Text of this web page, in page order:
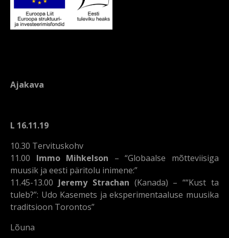
Ajakava
L 16.11.19
10.30 Tervituskohv
11.00 Immo Mihkelson – “Globaalse mõtteviisiga
muusik ja eesti päritolu inimene:”
11.45-13.00 Jeremy Strachan (Kanada) – ““Kust ta
tuleb?”: Udo Kasemets ja eksperimentaaluse muusika
traditsioon Torontos”
Lõuna